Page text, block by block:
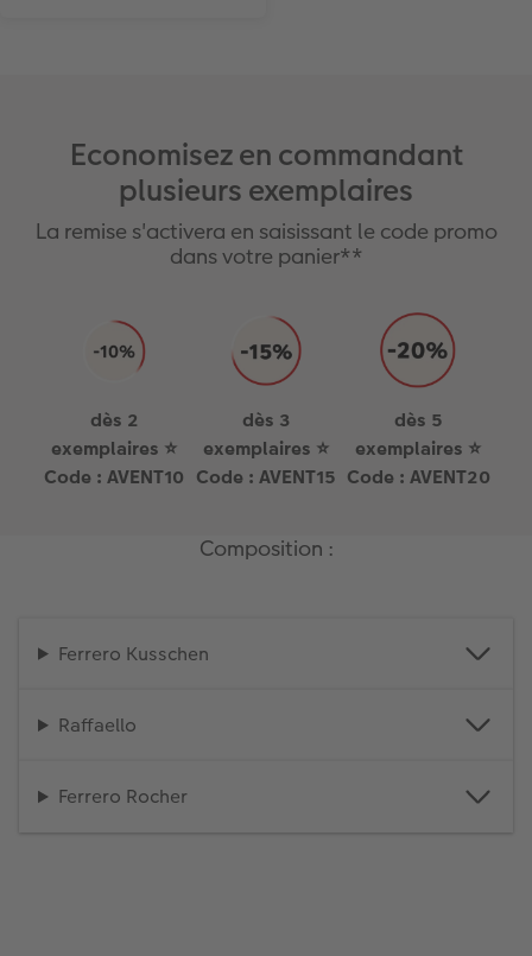
Economisez en commandant
plusieurs exemplaires
La remise s'activera en saisissant le code promo
dans votre panier**
dès 2
exemplaires ⭐
Code : AVENT10
dès 3
exemplaires ⭐
Code : AVENT15
dès 5
exemplaires ⭐
Code : AVENT20
Composition :
Ferrero Kusschen
Raffaello
Ferrero Rocher